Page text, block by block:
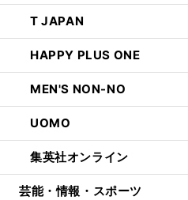
T JAPAN
HAPPY PLUS ONE
MEN'S NON-NO
UOMO
集英社オンライン
芸能・情報・スポーツ